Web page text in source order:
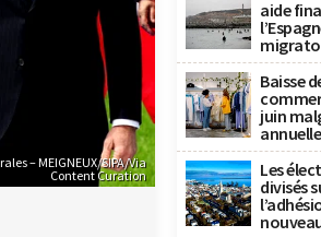
– MEIGNEUX/SIPA/Via
Content Curation
aide
Baisse
juin
Les
divisés